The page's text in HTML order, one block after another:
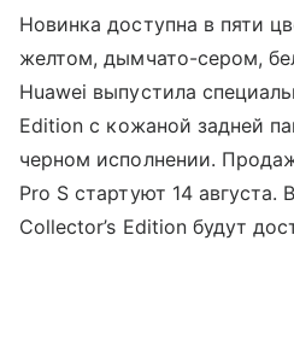
Новинка доступна в пяти
желтом, дымчато-сером,
Huawei выпустила
Edition с кожаной задней
черном исполнении.
Pro S стартуют 14
Collector’s Edition будут